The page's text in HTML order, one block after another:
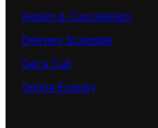
Return & Cancelletion
Delivery Schedule
Get a Call
Online Enquiry